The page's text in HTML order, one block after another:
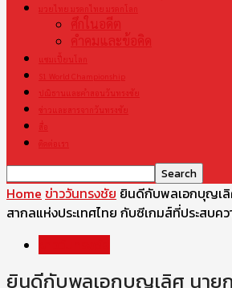
มวยไทย มรดกไทย มรดกโลก
ศึกในอดีต
คำคมและข้อคิด
แชมเปี้ยนโลก
S1 World Championship
ปณิธานและคำสอนวันทรงชัย
ข่าวและสารจากวันทรงชัย
สื่อ
ติดต่อเรา
Home ข่าววันทรงชัย ยินดีกับพลเอกบุญเ
สากลแห่งประเทศไทย กับซีเกมส์ที่ประสบคว
ยินดีกับพลเอกบุญเลิศ นาย